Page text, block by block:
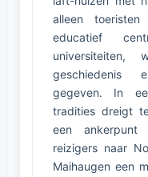
alleen
educatief
universiteiten,
geschiedenis
gegeven. In
tradities dreigt
een
reizigers naar
Maihaugen een